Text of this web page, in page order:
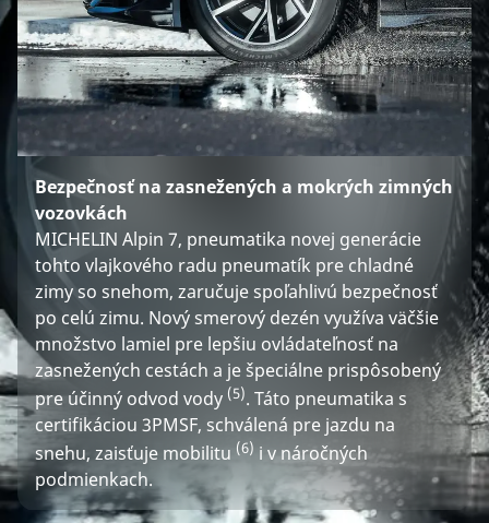
Bezpečnosť na zasnežených a mokrých zimných
vozovkách
MICHELIN Alpin 7, pneumatika novej generácie
tohto vlajkového radu pneumatík pre chladné
zimy so snehom, zaručuje spoľahlivú bezpečnosť
po celú zimu. Nový smerový dezén využíva väčšie
množstvo lamiel pre lepšiu ovládateľnosť na
zasnežených cestách a je špeciálne prispôsobený
pre účinný odvod vody (5). Táto pneumatika s
certifikáciou 3PMSF, schválená pre jazdu na
snehu, zaisťuje mobilitu (6) i v náročných
podmienkach.